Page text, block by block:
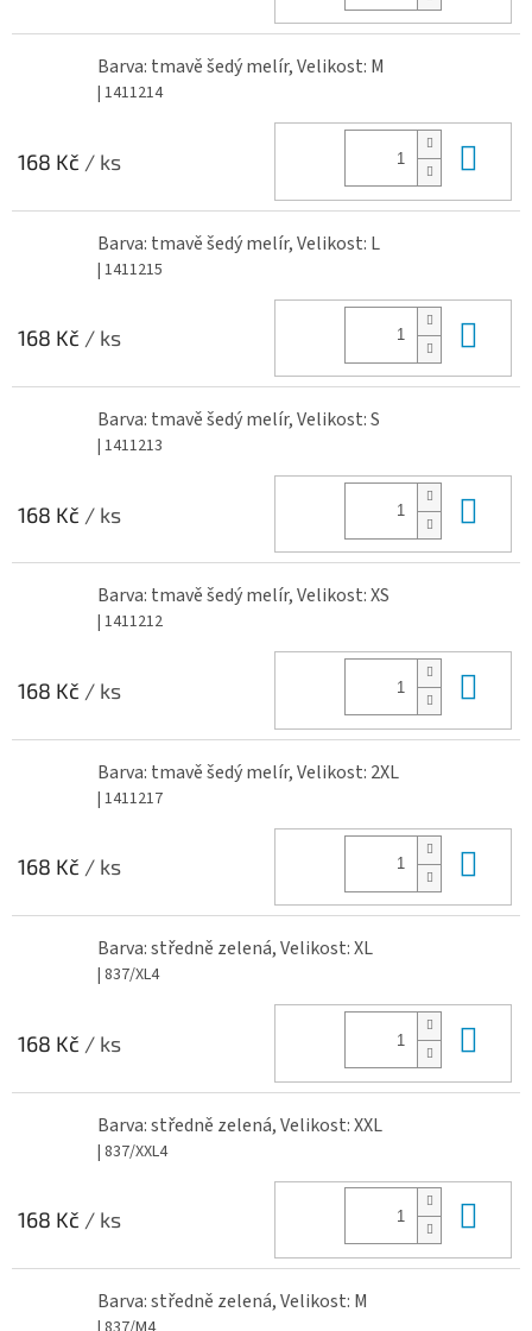
Barva: tmavě šedý melír, Velikost: M
| 1411214
168 Kč / ks
Barva: tmavě šedý melír, Velikost: L
| 1411215
168 Kč / ks
Barva: tmavě šedý melír, Velikost: S
| 1411213
168 Kč / ks
Barva: tmavě šedý melír, Velikost: XS
| 1411212
168 Kč / ks
Barva: tmavě šedý melír, Velikost: 2XL
| 1411217
168 Kč / ks
Barva: středně zelená, Velikost: XL
| 837/XL4
168 Kč / ks
Barva: středně zelená, Velikost: XXL
| 837/XXL4
168 Kč / ks
Barva: středně zelená, Velikost: M